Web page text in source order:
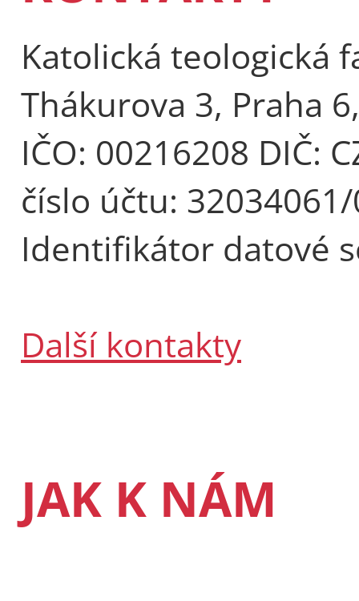
Katolická teologická
Thákurova 3, Praha
IČO: 00216208 DIČ:
číslo účtu:
Identifikátor datové
Další kontakty
JAK K NÁM